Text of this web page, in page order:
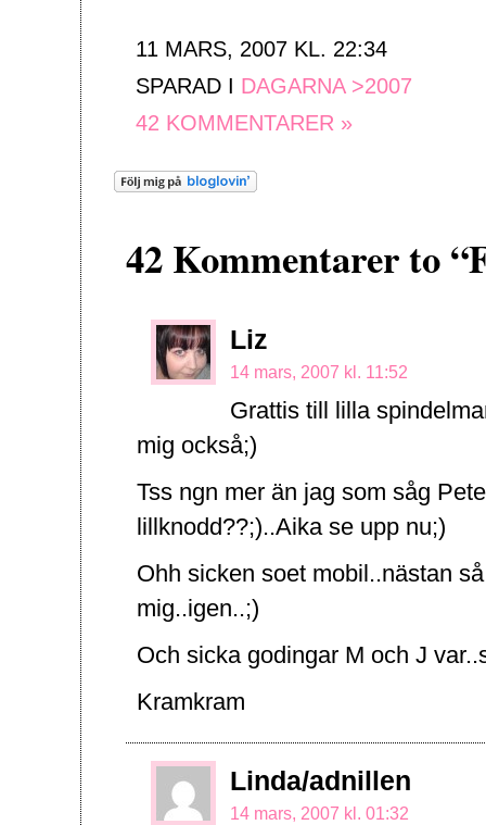
11 MARS, 2007 KL. 22:34
SPARAD I DAGARNA >2007
42 KOMMENTARER »
42 Kommentarer to
Liz
14 mars, 2007 kl. 11:52
Grattis till lilla
mig också;)
Tss ngn mer än jag som såg
lillknodd??;)..Aika se upp nu;)
Ohh sicken soet mobil..nästan
mig..igen..;)
Och sicka godingar M och J
Kramkram
Linda/adnillen
14 mars, 2007 kl. 01:32